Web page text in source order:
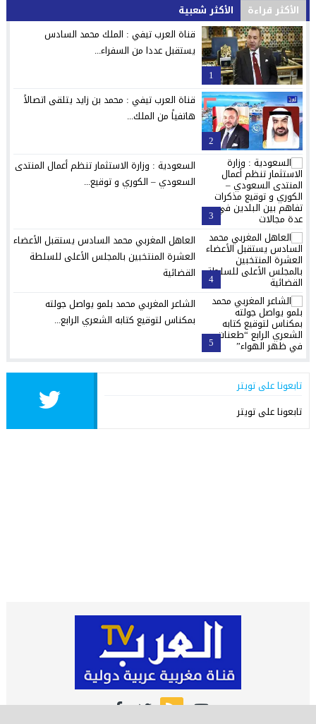
الأكثر قراءة الأكثر شعبية
1
قناة العرب تيفي : الملك محمد السادس
يستقبل عددا من السفراء...
2
قناة العرب تيفي : محمد بن زايد يتلقى اتصالاً
هاتفياً من الملك...
3
السعودية : وزارة الاستثمار تنظم أعمال المنتدى
السعودي – الكوري و توقيع...
4
العاهل المغربي محمد السادس يستقبل الأعضاء
العشرة المنتخبين بالمجلس الأعلى للسلطة
القضائية
5
الشاعر المغربي محمد بلمو يواصل جولته
بمكناس لتوقيع كتابه الشعري الرابع...
تابعونا على تويتر
تابعونا على تويتر